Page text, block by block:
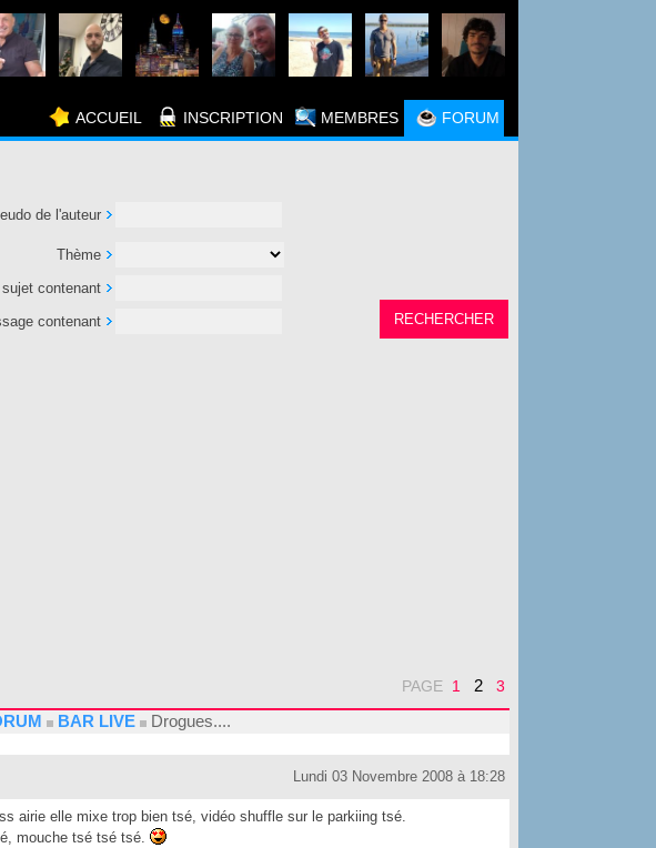
ACCUEIL INSCRIPTION MEMBRES FORUM
de l'auteur
Thème
contenant
contenant
PAGE 1 2 3
BAR LIVE Drogues....
Lundi 03 Novembre 2008 à 18:28
airie elle mixe trop bien tsé, vidéo shuffle sur le parkiing tsé.
mouche tsé tsé tsé.